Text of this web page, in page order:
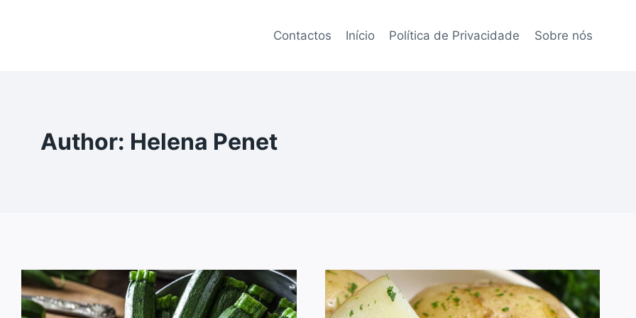
Contactos Início Política de Privacidade Sobre nós
Author: Helena Penet